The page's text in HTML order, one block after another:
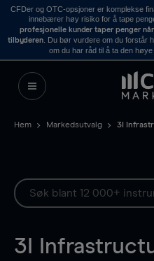
CFDer og OTC-opsjoner er komplekse
innebærer høy risiko for å tape
profesjonelle kunder taper penger
tilbyderen . Du bør vurdere om du forstår
om du har råd til å ta den
Hem Markedsutvalg 3I
3I